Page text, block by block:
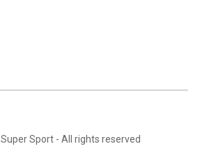
Super Sport- All rights reserved